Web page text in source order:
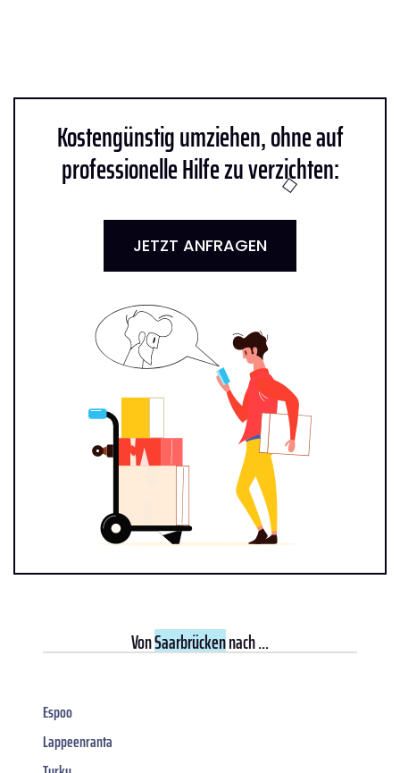
Kostengünstig umziehen, ohne auf
professionelle Hilfe zu verzichten:
JETZT ANFRAGEN
VonSaarbrückennach ...
Espoo
Lappeenranta